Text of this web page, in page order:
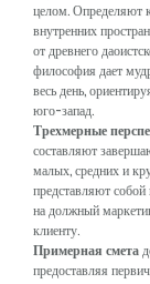
целом. Определяют
внутренних
от древнего
философия дает
весь день,
юго-запад.
Трехмерные
составляют
малых, средних и
представляют
на должный
клиенту.
Примерная смета
предоставляя